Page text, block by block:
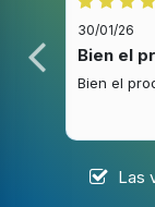
30/01/26
Bien el
Bien el
Las